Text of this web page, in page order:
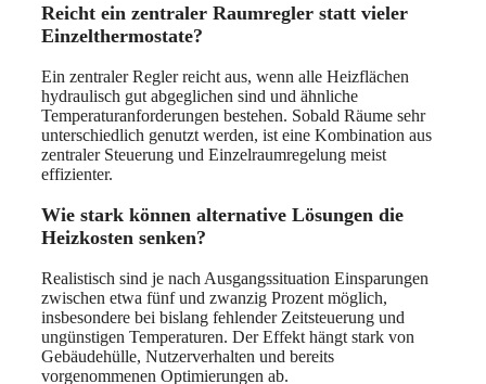
Reicht ein zentraler Raumregler statt vieler
Einzelthermostate?
Ein zentraler Regler reicht aus, wenn alle Heizflächen
hydraulisch gut abgeglichen sind und ähnliche
Temperaturanforderungen bestehen. Sobald Räume sehr
unterschiedlich genutzt werden, ist eine Kombination aus
zentraler Steuerung und Einzelraumregelung meist
effizienter.
Wie stark können alternative Lösungen die
Heizkosten senken?
Realistisch sind je nach Ausgangssituation Einsparungen
zwischen etwa fünf und zwanzig Prozent möglich,
insbesondere bei bislang fehlender Zeitsteuerung und
ungünstigen Temperaturen. Der Effekt hängt stark von
Gebäudehülle, Nutzerverhalten und bereits
vorgenommenen Optimierungen ab.